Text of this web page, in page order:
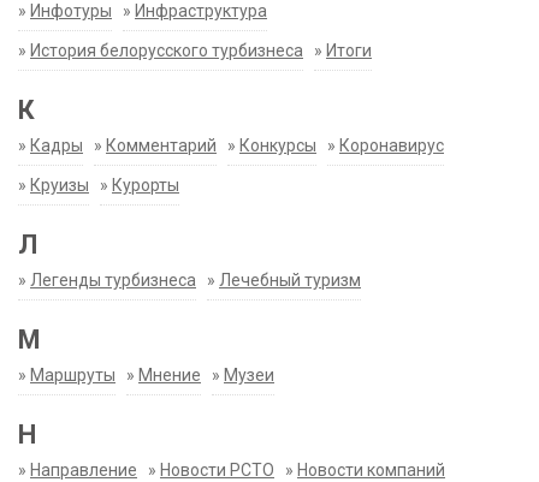
» Инфотуры » Инфраструктура
» История белорусского турбизнеса » Итоги
К
» Кадры » Комментарий » Конкурсы » Коронавирус
» Круизы » Курорты
Л
» Легенды турбизнеса » Лечебный туризм
М
» Маршруты » Мнение » Музеи
Н
» Направление » Новости РСТО » Новости компаний